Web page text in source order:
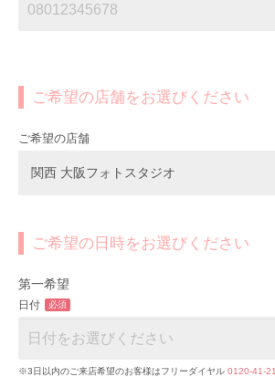
ご希望の店舗をお選びください
ご希望の店舗
関西 大阪フォトスタジオ
ご希望の日時をお選びください
第一希望
日付 必須
※3日以内のご来店希望のお客様はフリーダイヤル 0120-41-